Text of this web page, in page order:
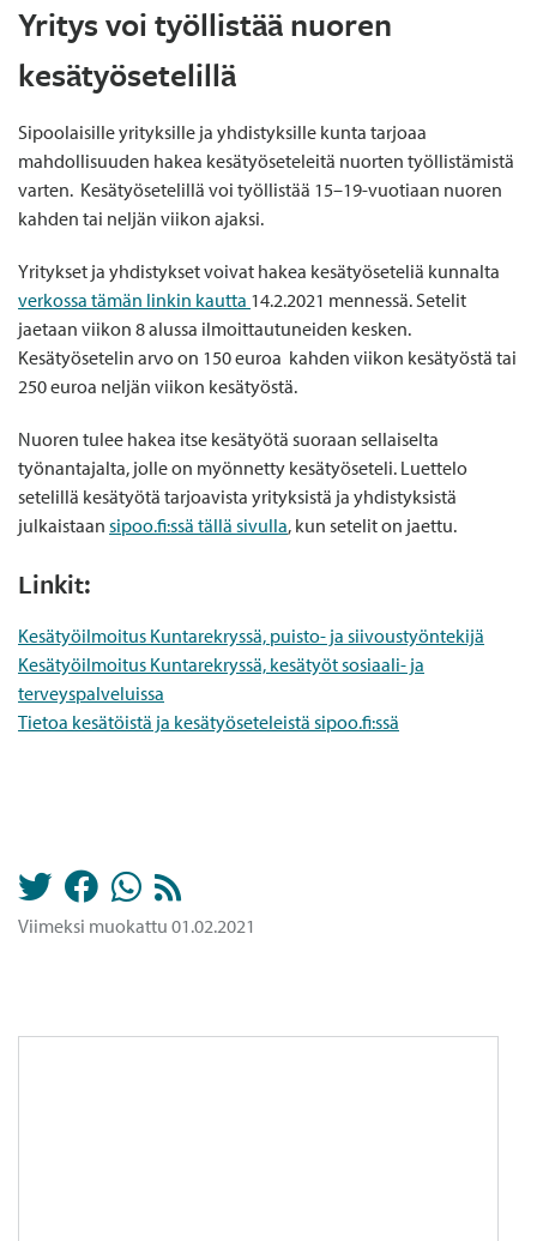
Yritys voi työllistää nuoren
kesätyösetelillä
Sipoolaisille yrityksille ja yhdistyksille kunta tarjoaa
mahdollisuuden hakea kesätyöseteleitä nuorten työllistämistä
varten. Kesätyösetelillä voi työllistää 15–19-vuotiaan nuoren
kahden tai neljän viikon ajaksi.
Yritykset ja yhdistykset voivat hakea kesätyöseteliä kunnalta
verkossa tämän linkin kautta 14.2.2021 mennessä. Setelit
jaetaan viikon 8 alussa ilmoittautuneiden kesken.
Kesätyösetelin arvo on 150 euroa kahden viikon kesätyöstä tai
250 euroa neljän viikon kesätyöstä.
Nuoren tulee hakea itse kesätyötä suoraan sellaiselta
työnantajalta, jolle on myönnetty kesätyöseteli. Luettelo
setelillä kesätyötä tarjoavista yrityksistä ja yhdistyksistä
julkaistaansipoo.fi:ssä tällä sivulla, kun setelit on jaettu.
Linkit:
Kesätyöilmoitus Kuntarekryssä, puisto- ja siivoustyöntekijä
Kesätyöilmoitus Kuntarekryssä, kesätyöt sosiaali- ja
terveyspalveluissa
Tietoa kesätöistä ja kesätyöseteleistä sipoo.fi:ssä
Viimeksi muokattu 01.02.2021